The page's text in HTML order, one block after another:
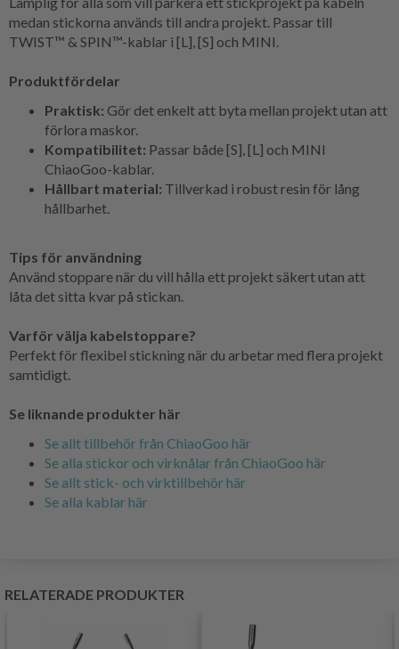
medan stickorna används till andra projekt. Passar till
TWIST™ & SPIN™-kablar i [L], [S] och MINI.
Produktfördelar
Praktisk: Gör det enkelt att byta mellan projekt utan att
förlora maskor.
Kompatibilitet: Passar både [S], [L] och MINI
ChiaoGoo-kablar.
Hållbart material: Tillverkad i robust resin för lång
hållbarhet.
Tips för användning
Använd stoppare när du vill hålla ett projekt säkert utan att
låta det sitta kvar på stickan.
Varför välja kabelstoppare?
Perfekt för flexibel stickning när du arbetar med flera projekt
samtidigt.
Se liknande produkter här
Se allt tillbehör från ChiaoGoo här
Se alla stickor och virknålar från ChiaoGoo här
Se allt stick- och virktillbehör här
Se alla kablar här
RELATERADE PRODUKTER